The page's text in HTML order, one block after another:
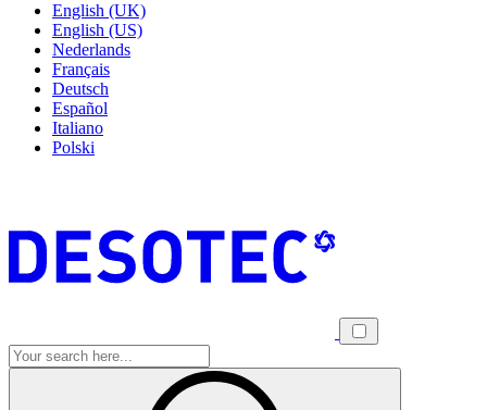
English (UK)
English (US)
Nederlands
Français
Deutsch
Español
Italiano
Polski